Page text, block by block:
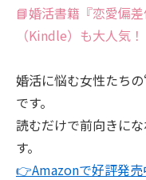
📘婚活書籍『恋愛偏
（Kindle）も大人気！
婚活に悩む女性たち
です。
読むだけで前向きに
す。
👉Amazonで好評発売